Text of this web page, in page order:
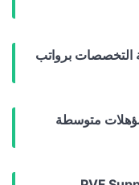
التخصصات برواتب
متوسطة